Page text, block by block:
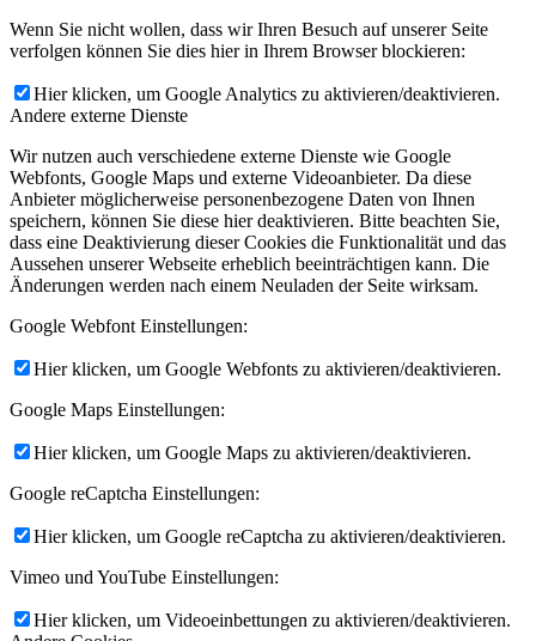
Wenn Sie nicht wollen, dass wir Ihren Besuch auf unserer Seite
verfolgen können Sie dies hier in Ihrem Browser blockieren:
Hier klicken, um Google Analytics zu aktivieren/deaktivieren.
Andere externe Dienste
Wir nutzen auch verschiedene externe Dienste wie Google
Webfonts, Google Maps und externe Videoanbieter. Da diese
Anbieter möglicherweise personenbezogene Daten von Ihnen
speichern, können Sie diese hier deaktivieren. Bitte beachten Sie,
dass eine Deaktivierung dieser Cookies die Funktionalität und das
Aussehen unserer Webseite erheblich beeinträchtigen kann. Die
Änderungen werden nach einem Neuladen der Seite wirksam.
Google Webfont Einstellungen:
Hier klicken, um Google Webfonts zu aktivieren/deaktivieren.
Google Maps Einstellungen:
Hier klicken, um Google Maps zu aktivieren/deaktivieren.
Google reCaptcha Einstellungen:
Hier klicken, um Google reCaptcha zu aktivieren/deaktivieren.
Vimeo und YouTube Einstellungen:
Hier klicken, um Videoeinbettungen zu aktivieren/deaktivieren.